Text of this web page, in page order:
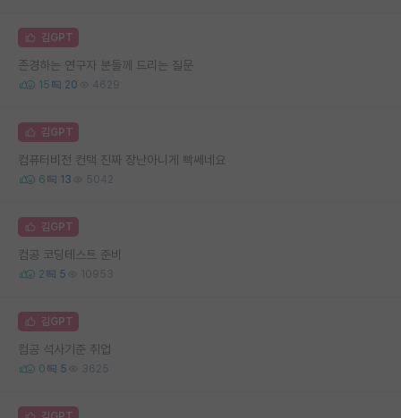
김GPT
존경하는 연구자 분들께 드리는 질문
15 20 4629
김GPT
컴퓨터비전 컨택 진짜 장난아니게 빡쎄네요
6 13 5042
김GPT
컴공 코딩테스트 준비
2 5 10953
김GPT
컴공 석사기준 취업
0 5 3625